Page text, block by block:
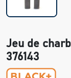
Jeu de
376143